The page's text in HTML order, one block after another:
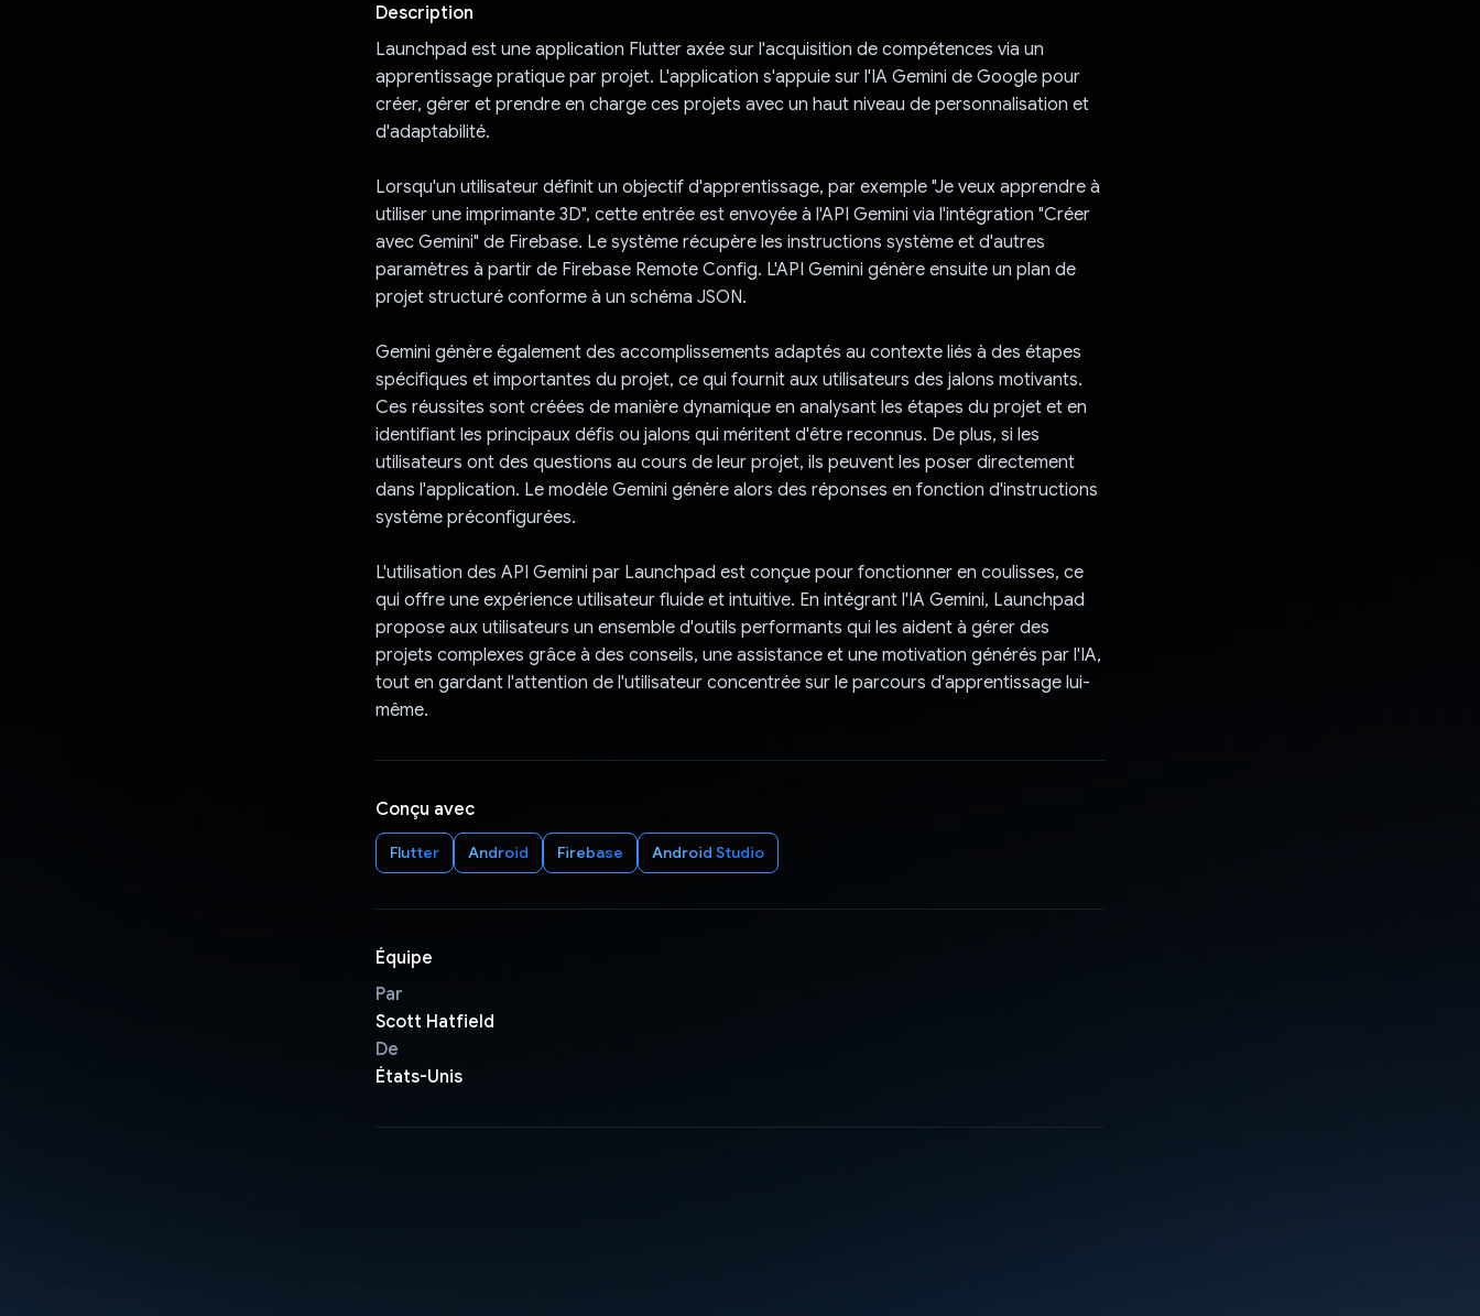
Description
Launchpad est une application Flutter axée sur l'acquisition de compétences via un
apprentissage pratique par projet. L'application s'appuie sur l'IA Gemini de Google pour
créer, gérer et prendre en charge ces projets avec un haut niveau de personnalisation et
d'adaptabilité.
Lorsqu'un utilisateur définit un objectif d'apprentissage, par exemple "Je veux apprendre à
utiliser une imprimante 3D", cette entrée est envoyée à l'API Gemini via l'intégration "Créer
avec Gemini" de Firebase. Le système récupère les instructions système et d'autres
paramètres à partir de Firebase Remote Config. L'API Gemini génère ensuite un plan de
projet structuré conforme à un schéma JSON.
Gemini génère également des accomplissements adaptés au contexte liés à des étapes
spécifiques et importantes du projet, ce qui fournit aux utilisateurs des jalons motivants.
Ces réussites sont créées de manière dynamique en analysant les étapes du projet et en
identifiant les principaux défis ou jalons qui méritent d'être reconnus. De plus, si les
utilisateurs ont des questions au cours de leur projet, ils peuvent les poser directement
dans l'application. Le modèle Gemini génère alors des réponses en fonction d'instructions
système préconfigurées.
L'utilisation des API Gemini par Launchpad est conçue pour fonctionner en coulisses, ce
qui offre une expérience utilisateur fluide et intuitive. En intégrant l'IA Gemini, Launchpad
propose aux utilisateurs un ensemble d'outils performants qui les aident à gérer des
projets complexes grâce à des conseils, une assistance et une motivation générés par l'IA,
tout en gardant l'attention de l'utilisateur concentrée sur le parcours d'apprentissage lui-
même.
Conçu avec
Flutter Android Firebase Android Studio
Équipe
Par
Scott Hatfield
De
États-Unis